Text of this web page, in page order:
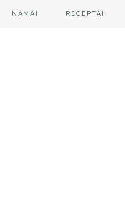
NAMAI RECEPTAI